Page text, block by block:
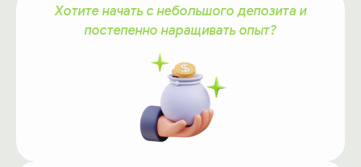
Хотите начать с небольшого депозита и
постепенно наращивать опыт?